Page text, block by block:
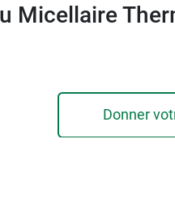
Micellaire
Donner